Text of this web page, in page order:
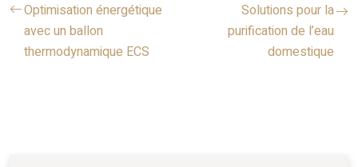
Optimisation énergétique
avec un ballon
thermodynamique ECS
Solutions pour la
purification de l’eau
domestique